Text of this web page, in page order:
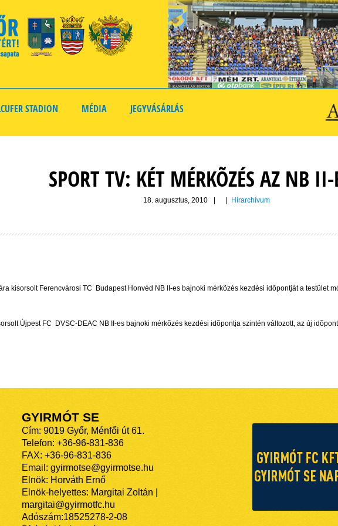
STADION MÉDIA JEGYVÁSÁRLÁS
SPORT TV: KÉT MÉRKÕZÉS AZ NB
18. augusztus, 2010 Hírarchívum
kisorsolt Ferencvárosi TC  Budapest Honvéd NB II-es bajnoki mérkõzés kezdési idõpontját a testület
Újpest FC  DVSC-DEAC NB II-es bajnoki mérkõzés kezdési idõpontja szintén változott, az új
GYIRMÓT SE
Cím: 9019 Győr, Ménfői út 61.
Telefon: +36-96-831-836
FAX: +36-96-831-836
Email: gyirmotse@gyirmotse.hu
Elnök: Horváth Ernő
Elnök-helyettes: Margitai Zoltán |
margitai@gyirmotfc.hu
Adószám:18525278-2-08